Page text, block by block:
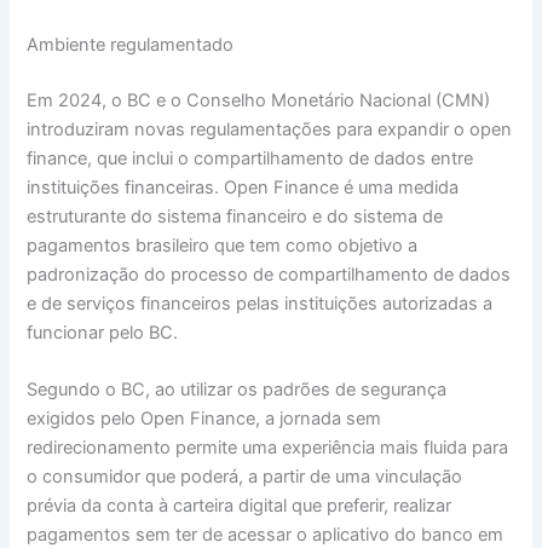
Ambiente regulamentado
Em 2024, o BC e o Conselho Monetário Nacional (CMN)
introduziram novas regulamentações para expandir o open
finance, que inclui o compartilhamento de dados entre
instituições financeiras. Open Finance é uma medida
estruturante do sistema financeiro e do sistema de
pagamentos brasileiro que tem como objetivo a
padronização do processo de compartilhamento de dados
e de serviços financeiros pelas instituições autorizadas a
funcionar pelo BC.
Segundo o BC, ao utilizar os padrões de segurança
exigidos pelo Open Finance, a jornada sem
redirecionamento permite uma experiência mais fluida para
o consumidor que poderá, a partir de uma vinculação
prévia da conta à carteira digital que preferir, realizar
pagamentos sem ter de acessar o aplicativo do banco em